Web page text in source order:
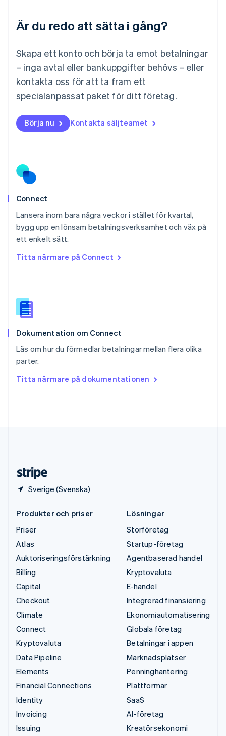
Är du redo att sätta i gång?
Skapa ett konto och börja ta emot betalningar
– inga avtal eller bankuppgifter behövs – eller
kontakta oss för att ta fram ett
specialanpassat paket för ditt företag.
Börja nu Kontakta säljteamet
Connect
Lansera inom bara några veckor i stället för kvartal,
bygg upp en lönsam betalningsverksamhet och väx på
ett enkelt sätt.
Titta närmare på Connect
Dokumentation om Connect
Läs om hur du förmedlar betalningar mellan flera olika
parter.
Titta närmare på dokumentationen
Sverige (Svenska)
Malaysia
English
Mexiko
Nederländerna
NederlandsEnglish
English
Nya Zeeland
Português
Rumänien
English
DeutschFrançaisItalianoEnglish
Singapore
English 简体中文
English
Español
Storbritannien
Sverige
Thailand
ไทย
English
Produkter och priser
Priser
Atlas
Auktoriseringsförstärkning
Billing
Capital
Checkout
Climate
Connect
Kryptovaluta
Data Pipeline
Elements
Financial Connections
Identity
Invoicing
Issuing
Lösningar
Storföretag
Startup-företag
Agentbaserad handel
Kryptovaluta
E-handel
Integrerad finansiering
Ekonomiautomatisering
Globala företag
Betalningar i appen
Marknadsplatser
Penninghantering
Plattformar
SaaS
AI-företag
Kreatörsekonomi